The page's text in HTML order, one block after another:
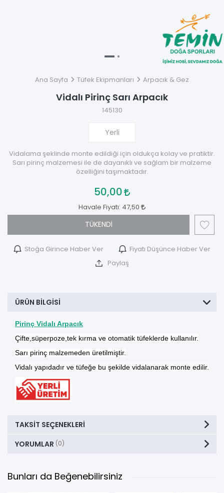
Ana Sayfa Tüfek Ekipmanları Arpacık & Gez
Vidalı Pirinç Sarı Arpacık
145130
Yerli
Vidalama şeklinde monte edildiği için oldukça kolay ve pratiktir.
Sarı pirinç malzemesi ile de dayanıklı ve sağlam bir malzeme
özelliğini taşımaktadır.
50,00
Havale Fiyatı: 47,50
TÜKENDİ
Stoğa Girince Haber Ver Fiyatı Düşünce Haber Ver
Paylaş
ÜRÜN BILGISI
Pirinç Vidalı Arpacık
Çifte,süperpoze,tek kırma ve otomatik tüfeklerde kullanılır.
Sarı pirinç malzemeden üretilmiştir.
Vidalı yapıdadır ve tüfeğe bu şekilde vidalanarak monte edilir.
TAKSIT SEÇENEKLERI
YORUMLAR (0)
Bunları da Beğenebilirsiniz